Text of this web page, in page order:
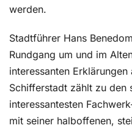
werden.
Stadtführer Hans
Rundgang um und im
interessanten
Schifferstadt zählt zu den
interessantesten
mit seiner halboffenen,